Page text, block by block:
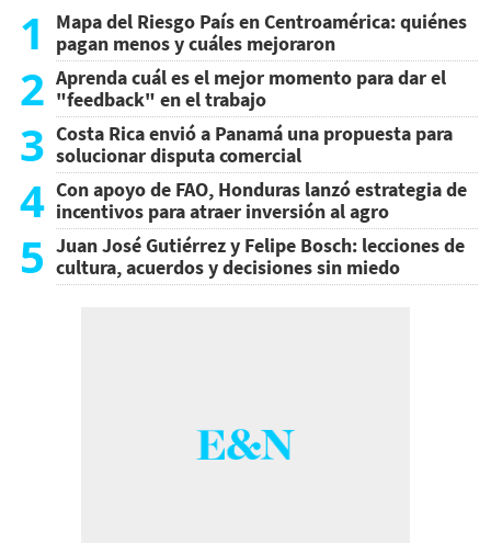
1
Mapa del Riesgo País en Centroamérica: quiénes
pagan menos y cuáles mejoraron
2 Aprenda cuál es el mejor momento para dar el
"feedback" en el trabajo
3 Costa Rica envió a Panamá una propuesta para
solucionar disputa comercial
4 Con apoyo de FAO, Honduras lanzó estrategia de
incentivos para atraer inversión al agro
5 Juan José Gutiérrez y Felipe Bosch: lecciones de
cultura, acuerdos y decisiones sin miedo